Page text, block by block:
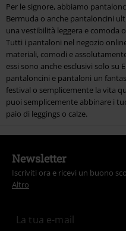
Per le signore, abbiamo
Bermuda o anche pantaloncini
una vestibilità leggera e comoda
Tutti i pantaloni nel negozio
materiali, comodi e
essi sono anche esclusivi solo su
pantaloncini e pantaloni un
festival o semplicemente la vita
puoi semplicemente abbinare i
paio di leggings o calze.
Newsletter
Iscriviti ora e ricevi un buono
Altro